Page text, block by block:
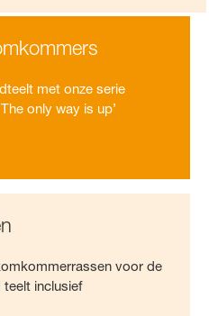
met onze serie
only way is up’
voor de
inclusief